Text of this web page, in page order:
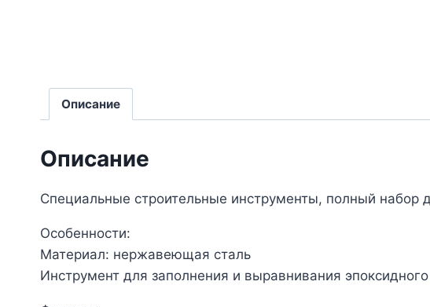
Описание
Описание
Специальные строительные инструменты, полный набор
Особенности:
Материал: нержавеющая сталь
Инструмент для заполнения и выравнивания